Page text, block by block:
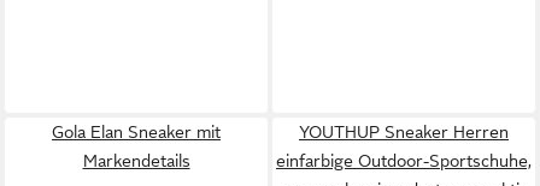
Gola Elan Sneaker mit
Markendetails
YOUTHUP Sneaker Herren
einfarbige Outdoor-Sportschuhe,